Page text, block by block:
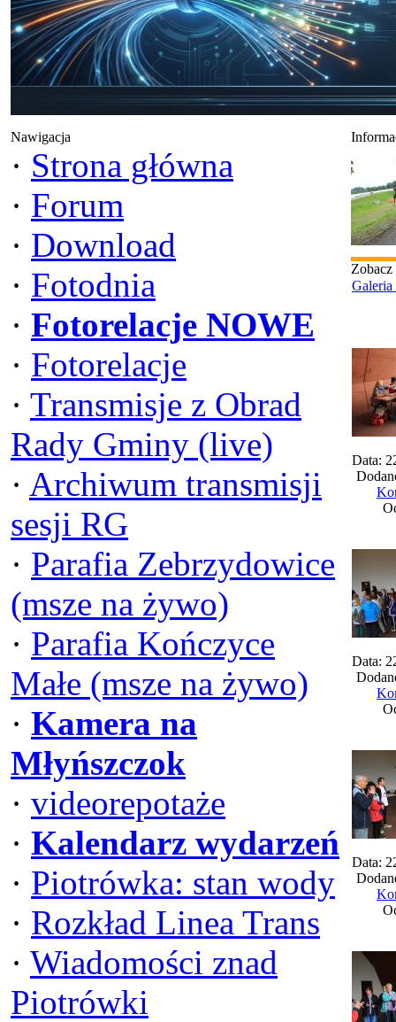
Nawigacja
· Strona główna
· Forum
· Download
· Fotodnia
· Fotorelacje NOWE
· Fotorelacje
· Transmisje z Obrad
Rady Gminy (live)
· Archiwum transmisji
sesji RG
· Parafia Zebrzydowice
(msze na żywo)
· Parafia Kończyce
Małe (msze na żywo)
· Kamera na
Młyńszczok
· videorepotaże
· Kalendarz wydarzeń
· Piotrówka: stan wody
· Rozkład Linea Trans
· Wiadomości znad
Piotrówki
Zobacz
Galeria
Data:
Data:
Data: